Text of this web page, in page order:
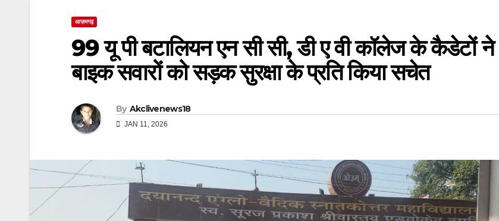
आज़मगढ़
99 यू पी बटालियन एन सी सी, डी ए वी कॉलेज के कैडेटों ने
बाइक सवारों को सड़क सुरक्षा के प्रति किया सचेत
By Akclivenews18
JAN 11, 2026